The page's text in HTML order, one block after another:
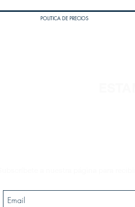
POLITICA DE PRECIOS